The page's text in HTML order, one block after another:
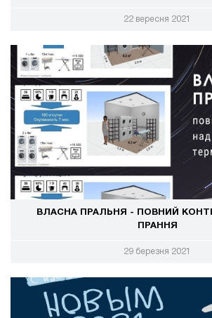
22 вересня 2021
ВЛАСНА ПРАЛЬНЯ - ПОВНИЙ
ПРАННЯ
29 березня 2021